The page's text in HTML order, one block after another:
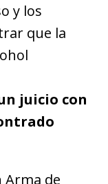
y los
que la
un juicio con
Arma de